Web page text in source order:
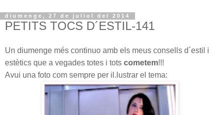
diumenge, 27 de juliol del 2014
PETITS TOCS D´ESTIL-141
Un diumenge més continuo amb els meus consells d´estil i
estètics que a vegades totes i tots cometem!!!
Avui una foto com sempre per il.lustrar el tema: